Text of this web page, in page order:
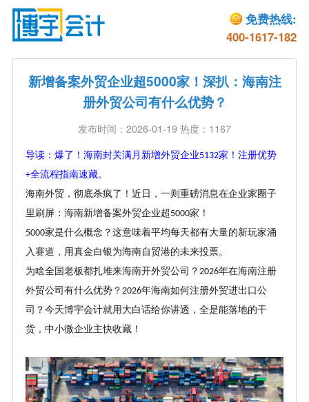
免费热线:
400-1617-182
新增备案外贸企业超5000家！深扒：海南注
册外贸公司有什么优势？
发布时间：2026-01-19 热度：1167
导读：爆了！海南封关满月新增外贸企业5132家！注册优势
+全流程指南速藏。
海南外贸，彻底杀疯了！近日，一则重磅消息在企业家圈子
里刷屏：海南新增备案外贸企业超 5000家！
5000家是什么概念？这意味着平均每天都有大量的新玩家涌
入赛道，用真金白银为海南自贸港的未来投票。
为啥全国老板都扎堆来海南开外贸公司？ 2026年在海南注册
外贸公司有什么优势？ 2026年海南如何注册外贸进出口公
司？今天博宇会计就用大白话给你讲透，全是能落地的干
货，中小微企业主快收藏！